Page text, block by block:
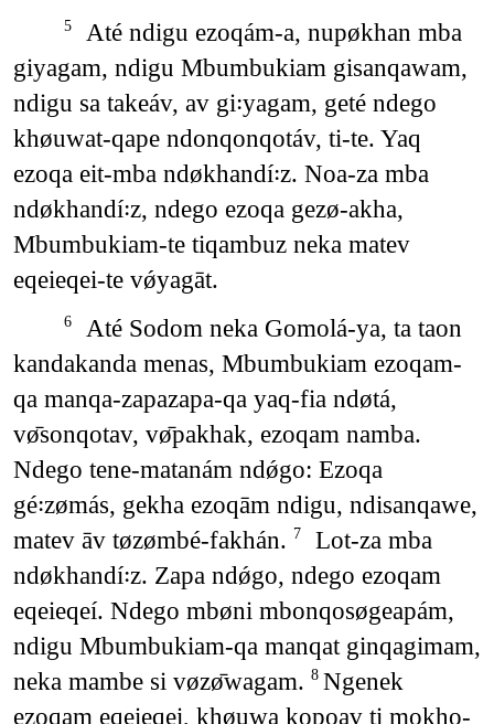
5
Até ndigu ezoqám-a, nupøkhan mba
giyagam, ndigu Mbumbukiam gisanqawam,
ndigu sa takeáv, av gi꞉yagam, geté ndego
khøuwat-qape ndonqonqotáv, ti-te. Yaq
ezoqa eit-mba ndøkhandí꞉z. Noa-za mba
ndøkhandí꞉z, ndego ezoqa gezø-akha,
Mbumbukiam-te tiqambuz neka matev
eqeieqei-te vǿyagāt.
6
Até Sodom neka Gomolá-ya, ta taon
kandakanda menas, Mbumbukiam ezoqam-
qa manqa-zapazapa-qa yaq-fia ndøtá,
vø̄sonqotav, vø̄pakhak, ezoqam namba.
Ndego tene-matanám ndǿgo: Ezoqa
gé꞉zømás, gekha ezoqām ndigu, ndisanqawe,
matev āv tøzømbé-fakhán. 7
Lot-za mba
ndøkhandí꞉z. Zapa ndǿgo, ndego ezoqam
eqeieqeí. Ndego mbøni mbonqosøgeapám,
ndigu Mbumbukiam-qa manqat ginqagimam,
neka mambe si vøzø̄wagam. 8 Ngenek
ezoqam eqeieqei, khøuwa kopoav ti mokho-